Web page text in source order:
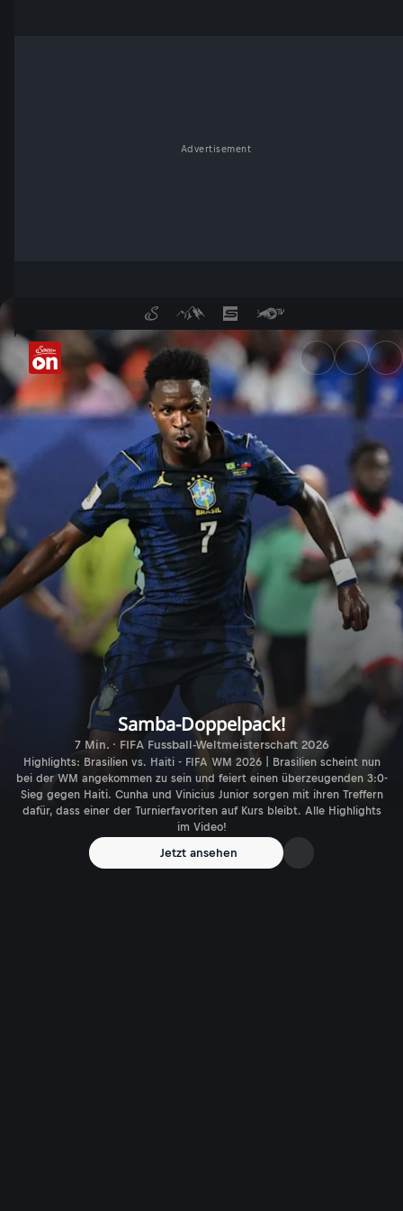
Advertisement
Highlights: Brasilien vs.
Samba-Doppelpack!
7 Min. · FIFA Fussball-Weltmeisterschaft 2026
Highlights: Brasilien vs. Haiti - FIFA WM 2026 | Brasilien scheint nun
bei der WM angekommen zu sein und feiert einen überzeugenden 3:0-
Sieg gegen Haiti. Cunha und Vinicius Junior sorgen mit ihren Treffern
dafür, dass einer der Turnierfavoriten auf Kurs bleibt. Alle Highlights
im Video!
Jetzt ansehen